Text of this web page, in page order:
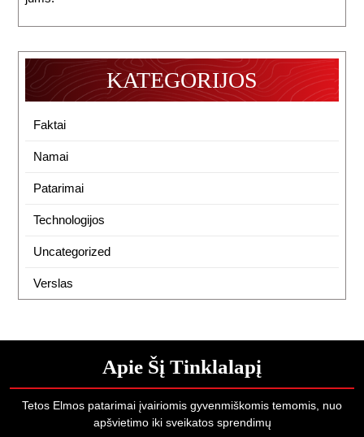
KATEGORIJOS
Faktai
Namai
Patarimai
Technologijos
Uncategorized
Verslas
Apie Šį Tinklalapį
Tetos Elmos patarimai įvairiomis gyvenmiškomis temomis, nuo
apšvietimo iki sveikatos sprendimų